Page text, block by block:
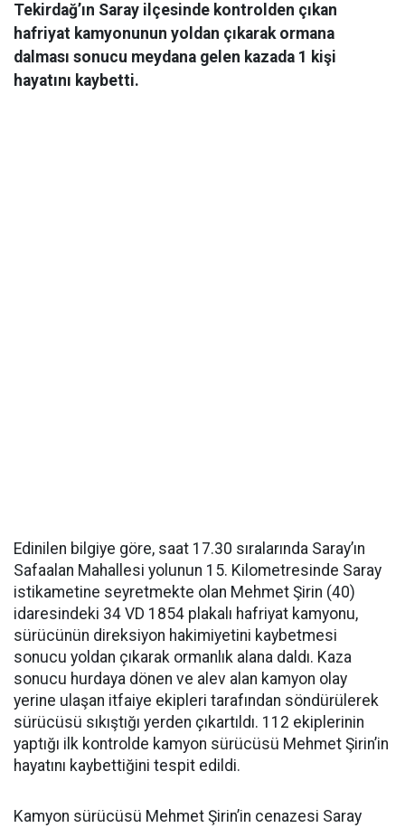
Tekirdağ’ın Saray ilçesinde kontrolden çıkan
hafriyat kamyonunun yoldan çıkarak ormana
dalması sonucu meydana gelen kazada 1 kişi
hayatını kaybetti.
Edinilen bilgiye göre, saat 17.30 sıralarında Saray’ın
Safaalan Mahallesi yolunun 15. Kilometresinde Saray
istikametine seyretmekte olan Mehmet Şirin (40)
idaresindeki 34 VD 1854 plakalı hafriyat kamyonu,
sürücünün direksiyon hakimiyetini kaybetmesi
sonucu yoldan çıkarak ormanlık alana daldı. Kaza
sonucu hurdaya dönen ve alev alan kamyon olay
yerine ulaşan itfaiye ekipleri tarafından söndürülerek
sürücüsü sıkıştığı yerden çıkartıldı. 112 ekiplerinin
yaptığı ilk kontrolde kamyon sürücüsü Mehmet Şirin’in
hayatını kaybettiğini tespit edildi.
Kamyon sürücüsü Mehmet Şirin’in cenazesi Saray